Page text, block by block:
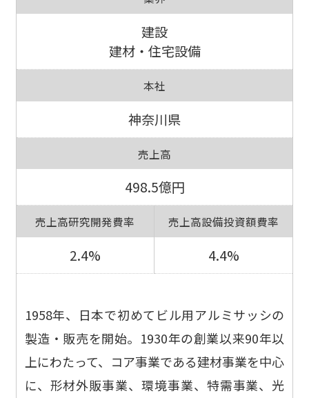
建設
建材・住宅設備
本社
神奈川県
売上高
498.5億円
売上高研究開発費率
2.4%
売上高設備投資額費率
4.4%
1958年、日本で初めてビル用アルミサッシの
製造・販売を開始。1930年の創業以来90年以
上にわたって、コア事業である建材事業を中心
に、形材外販事業、環境事業、特需事業、光